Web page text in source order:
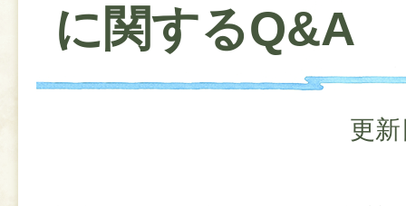
に関するQ&A
更